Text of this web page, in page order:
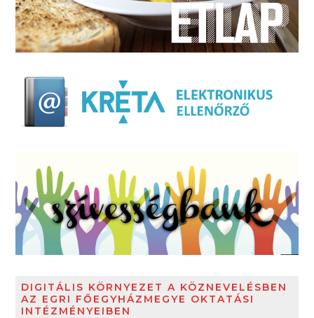
DIGITÁLIS KÖRNYEZET A KÖZNEVELÉSBEN
AZ EGRI FŐEGYHÁZMEGYE OKTATÁSI
INTÉZMÉNYEIBEN